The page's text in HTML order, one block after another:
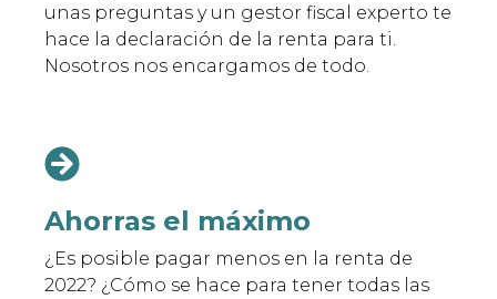
unas preguntas y un gestor fiscal experto te
hace la declaración de la renta para ti.
Nosotros nos encargamos de todo.
Ahorras el máximo
¿Es posible pagar menos en la renta de
2022? ¿Cómo se hace para tener todas las